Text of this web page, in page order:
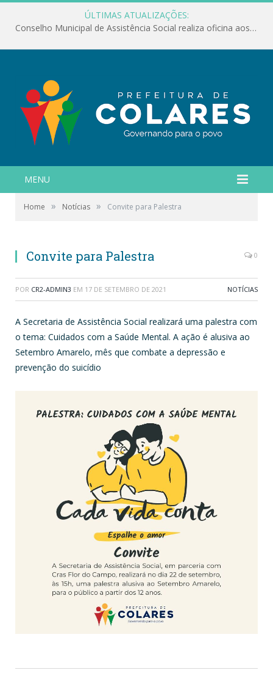
ÚLTIMAS ATUALIZAÇÕES:
Conselho Municipal de Assistência Social realiza oficina aos servidores
MENU
Home » Notícias » Convite para Palestra
Convite para Palestra 0
POR CR2-ADMIN3 EM 17 DE SETEMBRO DE 2021 NOTÍCIAS
A Secretaria de Assistência Social realizará uma palestra com
o tema: Cuidados com a Saúde Mental. A ação é alusiva ao
Setembro Amarelo, mês que combate a depressão e
prevenção do suicídio